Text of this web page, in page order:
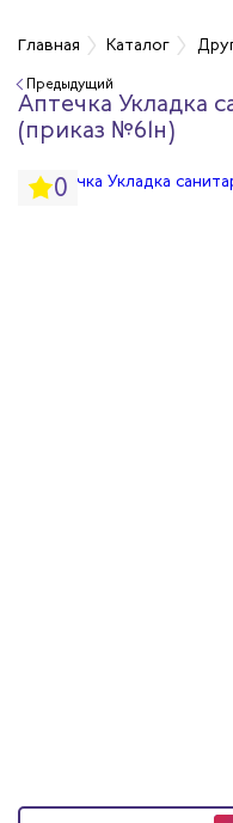
Главная Каталог
Предыдущий
Аптечка Укладка
(приказ №61н)
0